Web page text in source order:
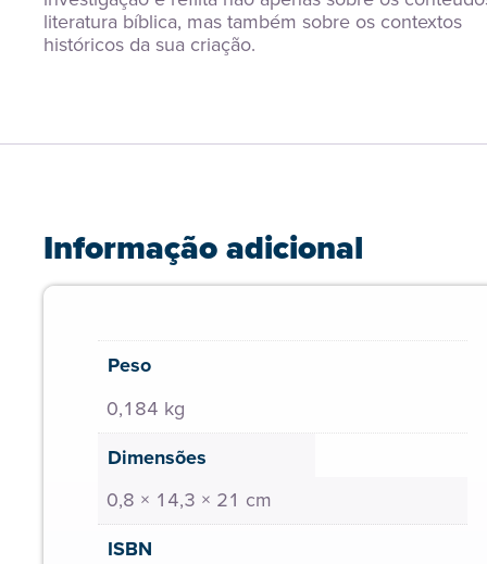
literatura bíblica, mas também sobre os contextos
históricos da sua criação.
Informação adicional
Peso
0,184 kg
Dimensões
0,8 × 14,3 × 21 cm
ISBN